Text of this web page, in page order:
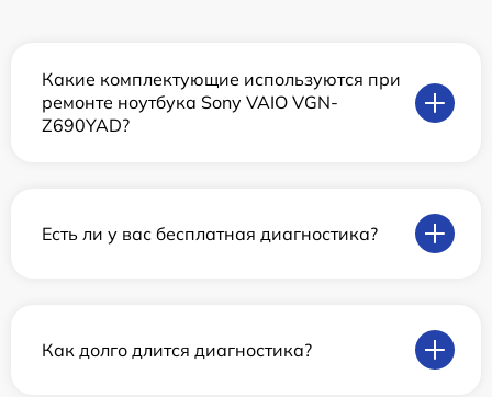
Какие комплектующие используются при
ремонте ноутбука Sony VAIO VGN-
Z690YAD?
Есть ли у вас бесплатная диагностика?
Как долго длится диагностика?